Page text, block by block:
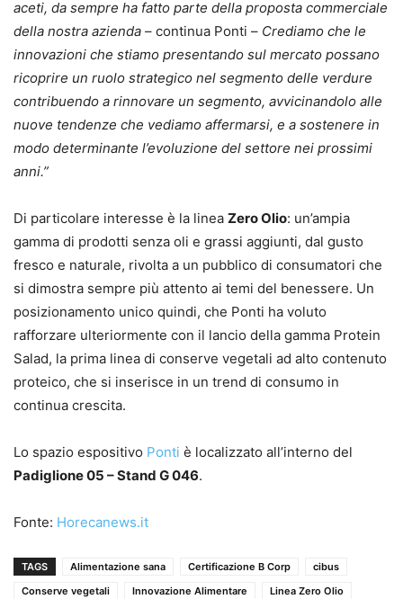
aceti, da sempre ha fatto parte della proposta commerciale
della nostra azienda – continua Ponti – Crediamo che le
innovazioni che stiamo presentando sul mercato possano
ricoprire un ruolo strategico nel segmento delle verdure
contribuendo a rinnovare un segmento, avvicinandolo alle
nuove tendenze che vediamo affermarsi, e a sostenere in
modo determinante l’evoluzione del settore nei prossimi
anni.”
Di particolare interesse è la linea Zero Olio: un’ampia
gamma di prodotti senza oli e grassi aggiunti, dal gusto
fresco e naturale, rivolta a un pubblico di consumatori che
si dimostra sempre più attento ai temi del benessere. Un
posizionamento unico quindi, che Ponti ha voluto
rafforzare ulteriormente con il lancio della gamma Protein
Salad, la prima linea di conserve vegetali ad alto contenuto
proteico, che si inserisce in un trend di consumo in
continua crescita.
Lo spazio espositivo Ponti è localizzato all’interno del
Padiglione 05 – Stand G 046.
Fonte: Horecanews.it
TAGS Alimentazione sana Certificazione B Corp
cibus
Conserve vegetali
Innovazione Alimentare
Linea Zero Olio